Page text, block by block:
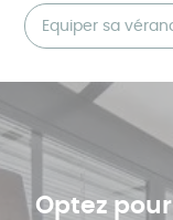
de votre pièce.
printanière
de canicule.
ombrageront
solaires,
même occasion.
Equiper sa
Optez